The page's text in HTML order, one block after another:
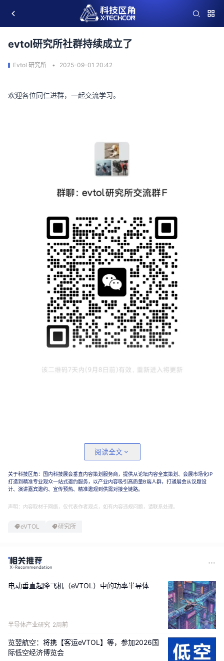
evtol研究所社群持续成立了
Evtol 研究所 2025-09-01 20:42
欢迎各位同仁进群，一起交流学习。
阅读全文
关于科技区角：国内科技展会垂直内容策划服务商，提供从论坛内容全案策划、会展市场化IP
打造到精准专业观众一站式邀约服务，以产业内容吸引高质量B端人群，打通展会从议题设
计、演讲嘉宾邀约、宣传预热、精准邀观到供需对接全链路。
声明：内容取材于网络，仅代表作者观点，如有内容违规问题，请联系处理。
eVTOL 研究所
电动垂直起降飞机（eVTOL）中的功率半导体
半导体产业研究 2周前
览翌航空：将携【客运eVTOL】等，参加2026国
际低空经济博览会